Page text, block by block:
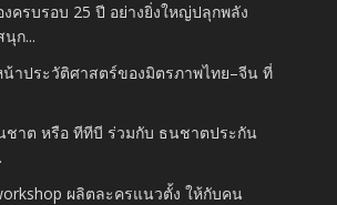
งครบรอบ 25 ปี อย่างยิ่งใหญ่ปลุกพลัง
ก...
น้าประวัติศาสตร์ของมิตรภาพไทย–จีน ที่
ชาต หรือ ทีทีบี ร่วมกับ ธนชาตประกัน
ผลิตละครแนวตั้ง ให้กับคน